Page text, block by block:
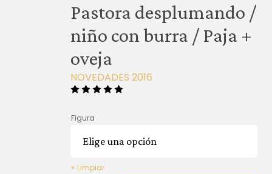
Pastora desplumando /
niño con burra / Paja +
oveja
NOVEDADES 2016
Figura
Limpiar